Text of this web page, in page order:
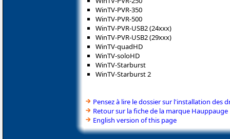
WinTV-PVR-350
WinTV-PVR-500
WinTV-PVR-USB2 (24xxx)
WinTV-PVR-USB2 (29xxx)
WinTV-quadHD
WinTV-soloHD
WinTV-Starburst
WinTV-Starburst 2
Pensez à lire le dossier sur l'installation des
Retour sur la fiche de la marque Hauppauge
English version of this page